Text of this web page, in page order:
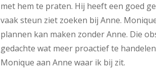
met hem te praten. Hij heeft een goed
vaak steun ziet zoeken bij Anne.
plannen kan maken zonder Anne. Die
gedachte wat meer proactief te
Monique aan Anne waar ik bij zit.